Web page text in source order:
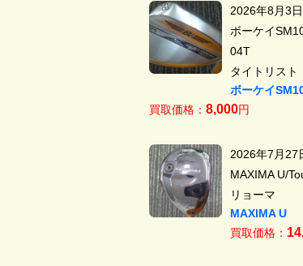
2026年8月3日
ボーケイ
04T
タイトリスト
ボーケイ
買取価格： 8,000円
2026年7月27
MAXIMA U/
リョーマ
MAXIMA U
買取価格：